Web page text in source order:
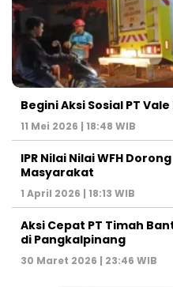
Begini Aksi Sosial PT
11 Mei 2026 | 18:48 WIB
IPR Nilai Nilai WFH
Masyarakat
1 April 2026 | 18:13 WIB
Aksi Cepat PT Timah
di Pangkalpinang
30 Maret 2026 | 23:46 WIB